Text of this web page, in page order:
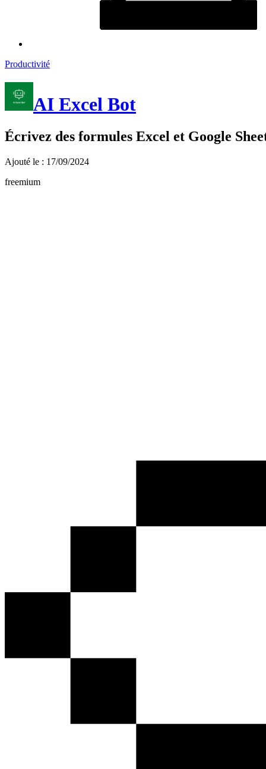
Productivité
AI Excel Bot
Écrivez des formules Excel et Google
Ajouté le : 17/09/2024
freemium